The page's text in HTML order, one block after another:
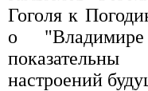
Гоголя к
о
настроений